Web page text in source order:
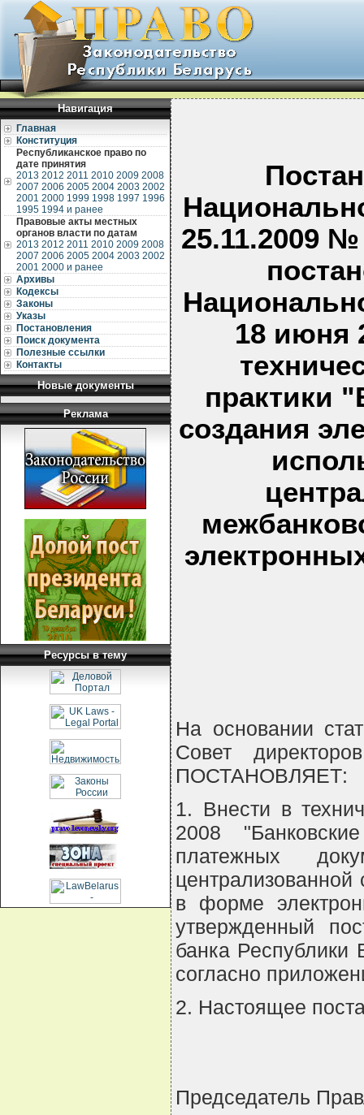
Навигация
Главная
Конституция
Республиканское право по
дате принятия
2013 2012 2011 2010 2009 2008
2007 2006 2005 2004 2003 2002
2001 2000 1999 1998 1997 1996
1995 1994 и ранее
Правовые акты местных
органов власти по датам
2013 2012 2011 2010 2009 2008
2007 2006 2005 2004 2003 2002
2001 2000 и ранее
Архивы
Кодексы
Законы
Указы
Постановления
Поиск документа
Полезные ссылки
Контакты
Новые документы
Реклама
Ресурсы в тему
25.11.2009
18 июня
практики
создания
На основании
Совет
ПОСТАНОВЛЯЕТ:
1. Внести в
2008
платежных
в форме
утвержденный
банка Республики
согласно
2. Настоящее
Председатель